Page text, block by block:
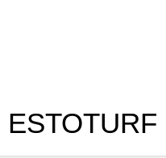
ESTOTURF